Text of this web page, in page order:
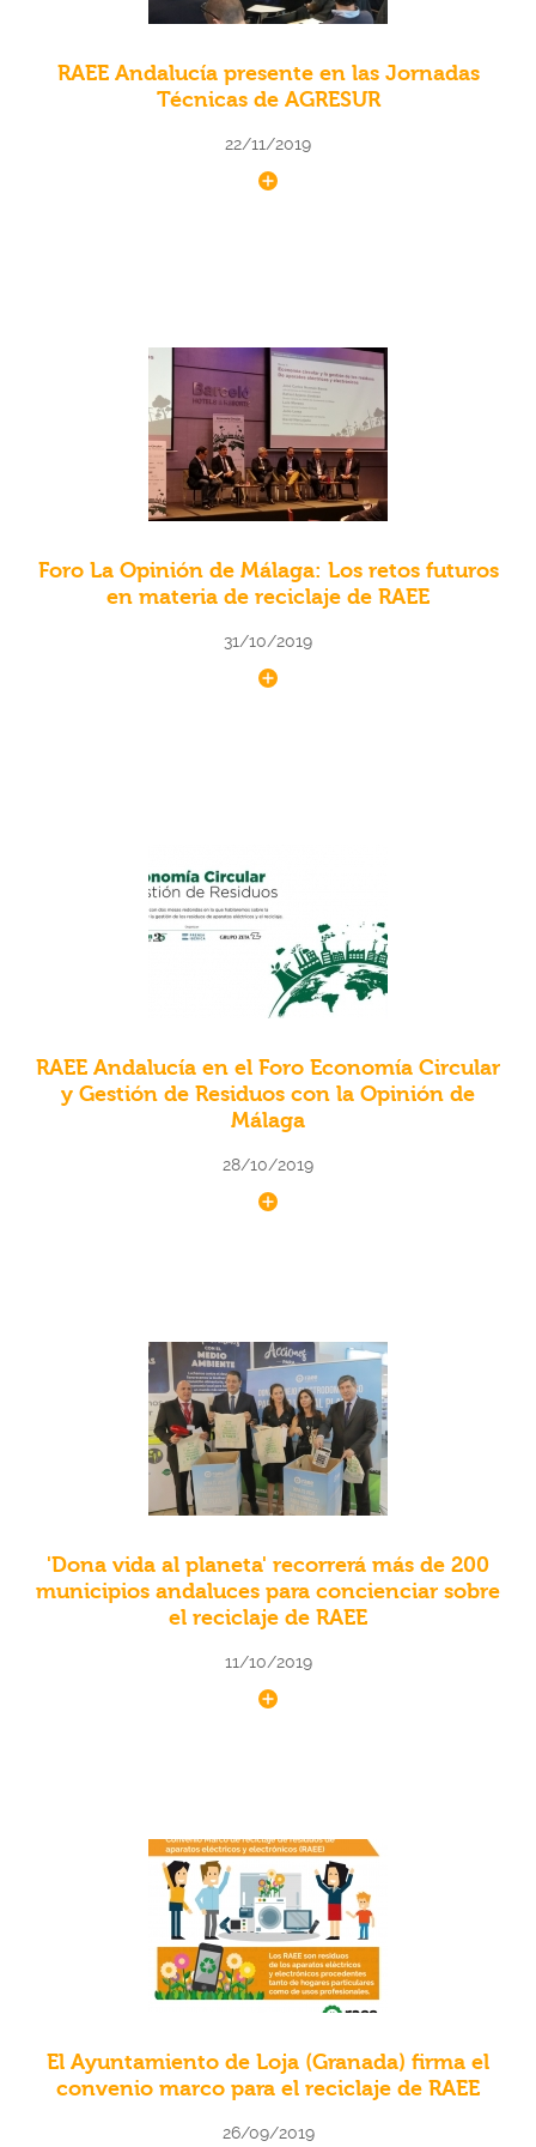
RAEE Andalucía presente en las Jornadas
Técnicas de AGRESUR
22/11/2019
Foro La Opinión de Málaga: Los retos futuros
en materia de reciclaje de RAEE
31/10/2019
RAEE Andalucía en el Foro Economía Circular
y Gestión de Residuos con la Opinión de
Málaga
28/10/2019
'Dona vida al planeta' recorrerá más de 200
municipios andaluces para concienciar sobre
el reciclaje de RAEE
11/10/2019
El Ayuntamiento de Loja (Granada) firma el
convenio marco para el reciclaje de RAEE
26/09/2019